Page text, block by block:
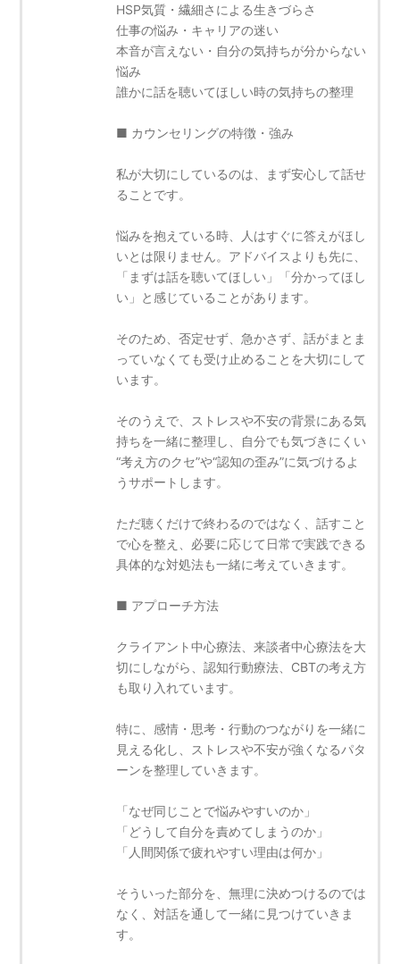
HSP気質・繊細さによる生きづらさ
仕事の悩み・キャリアの迷い
本音が言えない・自分の気持ちが分からない
悩み
誰かに話を聴いてほしい時の気持ちの整理
■ カウンセリングの特徴・強み
私が大切にしているのは、まず安心して話せ
ることです。
悩みを抱えている時、人はすぐに答えがほし
いとは限りません。アドバイスよりも先に、
「まずは話を聴いてほしい」「分かってほし
い」と感じていることがあります。
そのため、否定せず、急かさず、話がまとま
っていなくても受け止めることを大切にして
います。
そのうえで、ストレスや不安の背景にある気
持ちを一緒に整理し、自分でも気づきにくい
“考え方のクセ”や“認知の歪み”に気づけるよ
うサポートします。
ただ聴くだけで終わるのではなく、話すこと
で心を整え、必要に応じて日常で実践できる
具体的な対処法も一緒に考えていきます。
■ アプローチ方法
クライアント中心療法、来談者中心療法を大
切にしながら、認知行動療法、CBTの考え方
も取り入れています。
特に、感情・思考・行動のつながりを一緒に
見える化し、ストレスや不安が強くなるパタ
ーンを整理していきます。
「なぜ同じことで悩みやすいのか」
「どうして自分を責めてしまうのか」
「人間関係で疲れやすい理由は何か」
そういった部分を、無理に決めつけるのでは
なく、対話を通して一緒に見つけていきま
す。